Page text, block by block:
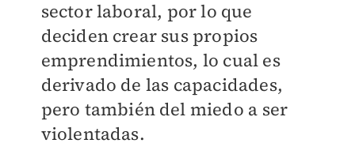
sector laboral, por lo que
deciden crear sus propios
emprendimientos, lo cual es
derivado de las capacidades,
pero también del miedo a ser
violentadas.